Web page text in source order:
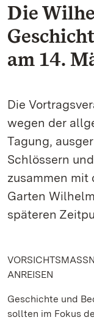
Die
am 14.
Die
wegen der
Tagung,
Schlössern
zusammen mit
Garten
späteren
ANREISEN
Geschichte und
sollten im Fokus